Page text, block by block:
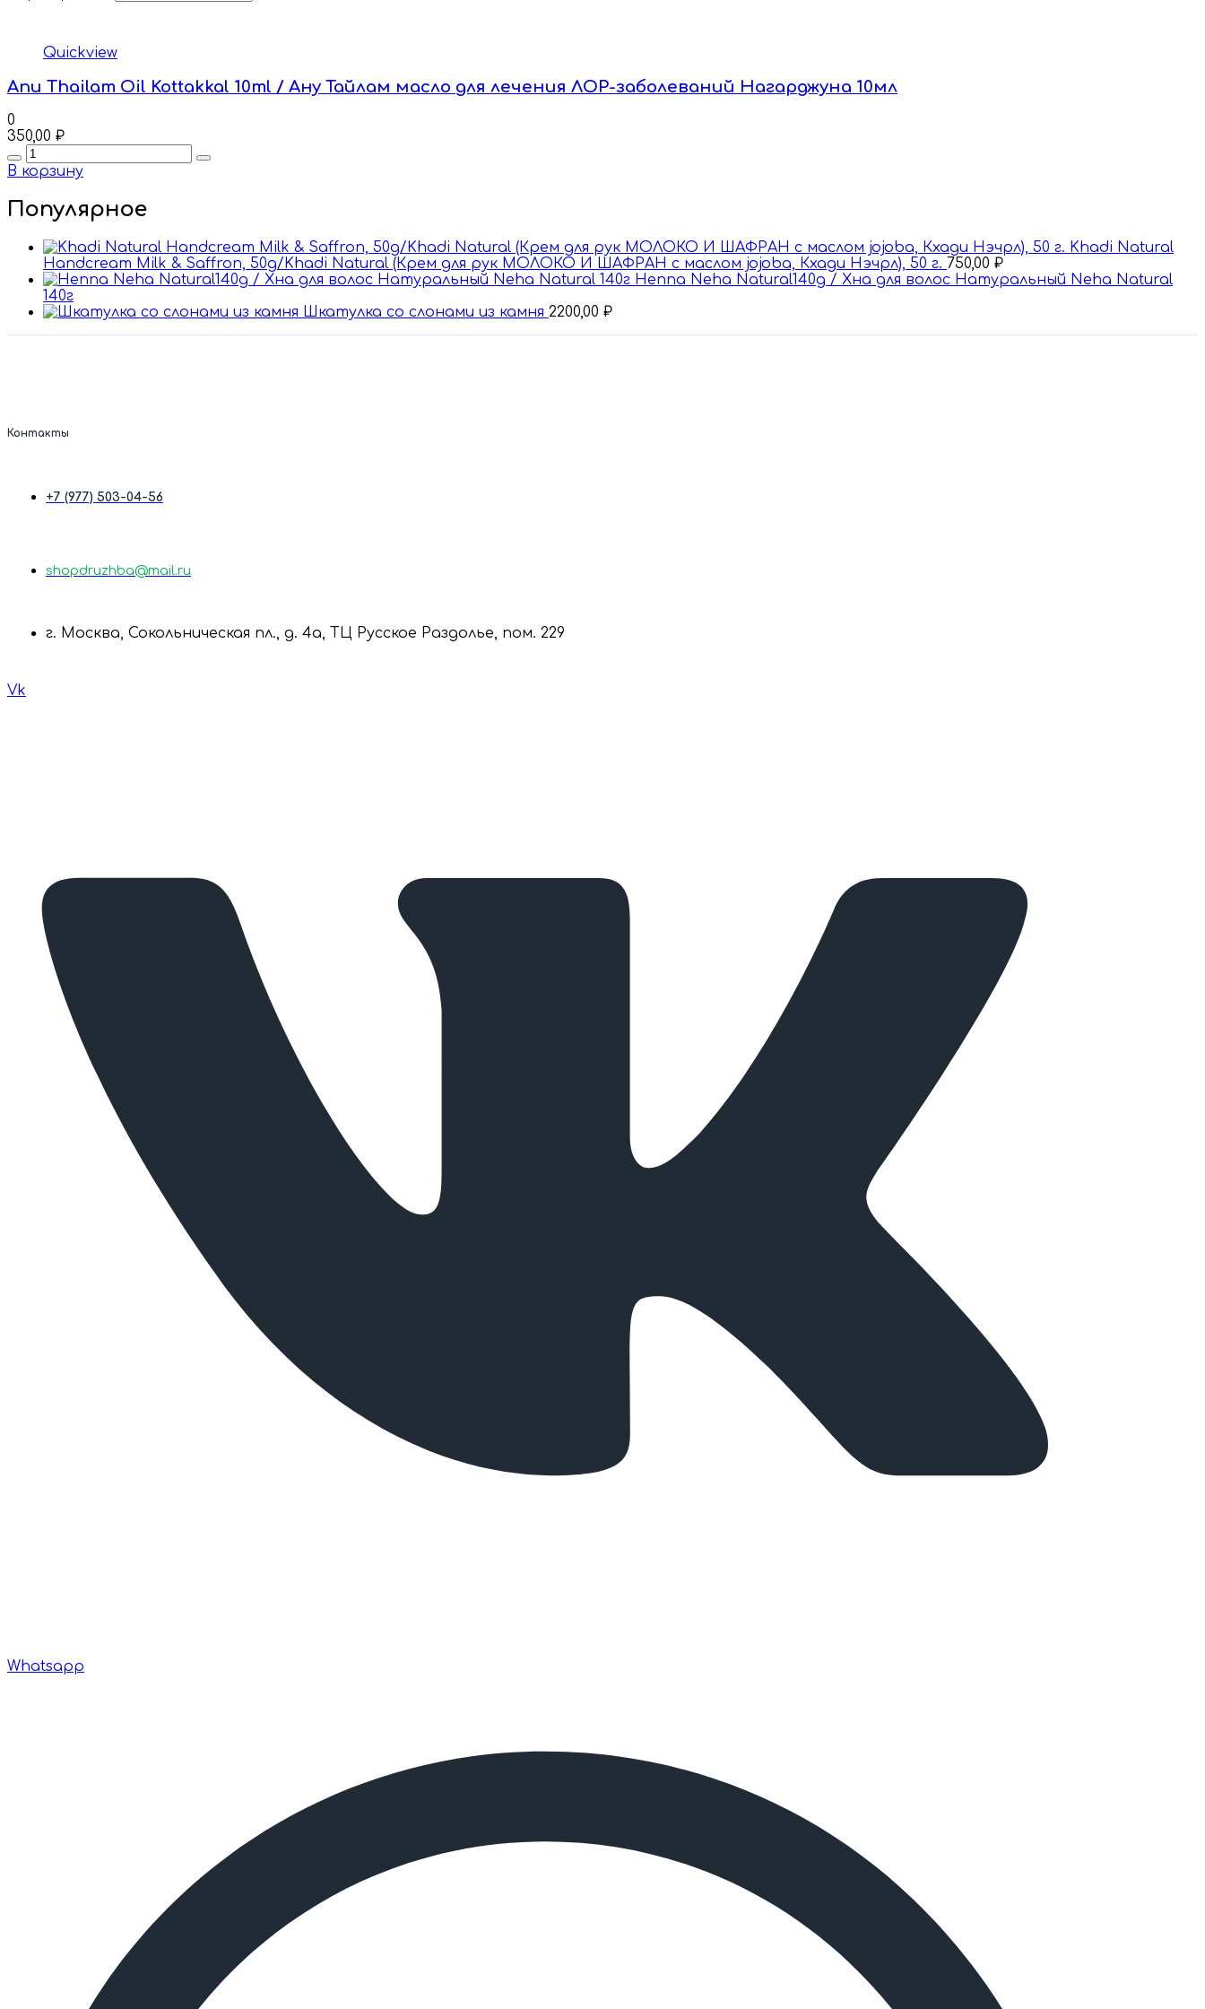
Quickview
Anu Thailam Oil Kottakkal 10ml / Ану Тайлам масло для лечения ЛОР-заболеваний Нагарджуна 10мл
0
350,00 ₽
Quantity
В корзину
Популярное
Khadi Natural
Handcream Milk & Saffron, 50g/Khadi Natural (Крем для рук МОЛОКО И ШАФРАН с маслом jojoba, Кхади Нэчрл), 50 г. 750,00 ₽
Henna Neha Natural140g / Хна для волос Натуральный Nehа Natural
140г
Шкатулка со слонами из камня 2200,00 ₽
Контакты
+7 (977) 503-04-56
shopdruzhba@mail.ru
г. Москва, Сокольническая пл., д. 4а, ТЦ Русское Раздолье, пом. 229
Vk
Whatsapp